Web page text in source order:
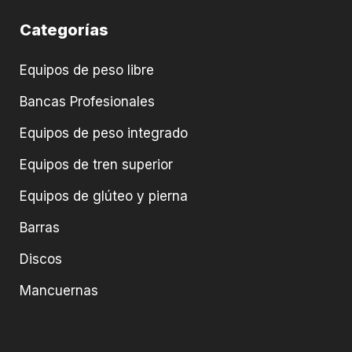
Categorías
Equipos de peso libre
Bancas Profesionales
Equipos de peso integrado
Equipos de tren superior
Equipos de glúteo y pierna
Barras
Discos
Mancuernas